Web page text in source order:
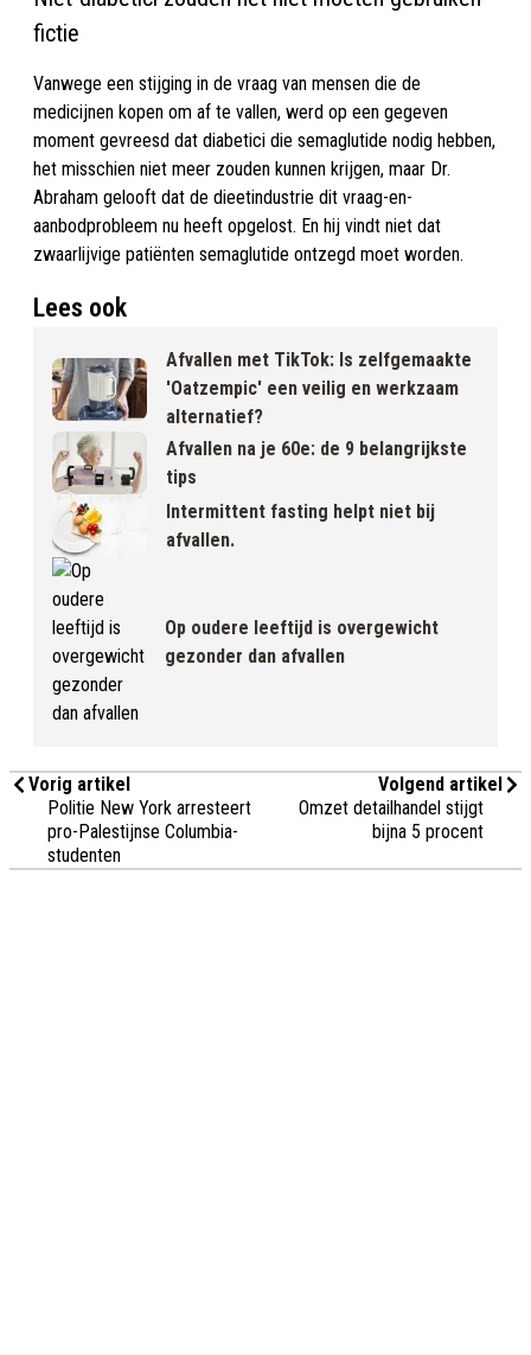
fictie
Vanwege een stijging in de vraag van mensen die de
medicijnen kopen om af te vallen, werd op een gegeven
moment gevreesd dat diabetici die semaglutide nodig hebben,
het misschien niet meer zouden kunnen krijgen, maar Dr.
Abraham gelooft dat de dieetindustrie dit vraag-en-
aanbodprobleem nu heeft opgelost. En hij vindt niet dat
zwaarlijvige patiënten semaglutide ontzegd moet worden.
Lees ook
Afvallen met TikTok: Is zelfgemaakte
'Oatzempic' een veilig en werkzaam
alternatief?
Afvallen na je 60e: de 9 belangrijkste
tips
Intermittent fasting helpt niet bij
afvallen.
Op oudere leeftijd is overgewicht
gezonder dan afvallen
Vorig artikel
Politie New York arresteert
pro-Palestijnse Columbia-
studenten
Volgend artikel
Omzet detailhandel stijgt
bijna 5 procent